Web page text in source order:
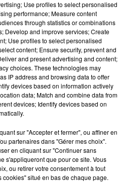
en 2022, précise l’archéologue
5000 m2 ont été fouillés». Sur
remontés jusqu’à l’Antiquité.
la découverte la plus surprenante a
Saint-Jean, en 2019. Il s’agit
vivantes, probablement au Xième
de la 2èmeligne de tram a
riche en découvertes. On a
bâtiment du Moyen-Âge et encore
retrace ses découvertes
jusqu'au 15 octobre. 30
installés dans 30 sites
Ils sont répertoriéssur le site du
Use profiles to select personalised
performance; Measure content
through statistics or combinations
Develop and improve services; Create
Use profiles to select personalised
content; Ensure security, prevent and
and present advertising and content;
choices. These technologies may
IP address and browsing data to offer
devices based on information actively
data; Match and combine data from
devices; Identify devices based on
sur "Accepter et fermer", ou affiner en
partenaires dans "Gérer mes choix".
en cliquant sur "Continuer sans
s'appliqueront que pour ce site. Vous
ou retirer votre consentement à tout
situé en bas de chaque page.